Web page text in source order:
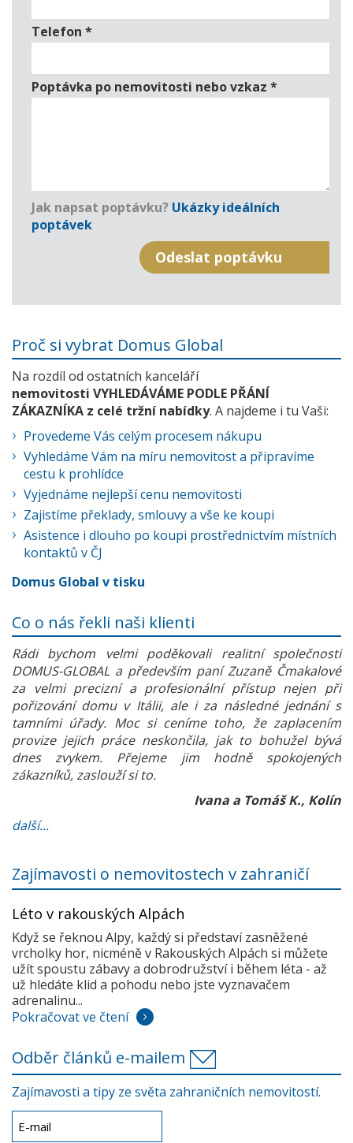
Telefon *
Poptávka po nemovitosti nebo vzkaz *
Jak napsat poptávku? Ukázky ideálních
poptávek
Proč si vybrat Domus Global
Na rozdíl od ostatních kanceláří
nemovitosti VYHLEDÁVÁME PODLE PŘÁNÍ
ZÁKAZNÍKA z celé tržní nabídky. A najdeme i tu Vaši:
Provedeme Vás celým procesem nákupu
Vyhledáme Vám na míru nemovitost a připravíme
cestu k prohlídce
Vyjednáme nejlepší cenu nemovitosti
Zajistíme překlady, smlouvy a vše ke koupi
Asistence i dlouho po koupi prostřednictvím místních
kontaktů v ČJ
Domus Global v tisku
Co o nás řekli naši klienti
Rádi bychom velmi poděkovali realitní společnosti
DOMUS-GLOBAL a především paní Zuzaně Čmakalové
za velmi precizní a profesionální přístup nejen při
pořizování domu v Itálii, ale i za následné jednání s
tamními úřady. Moc si ceníme toho, že zaplacením
provize jejich práce neskončila, jak to bohužel bývá
dnes zvykem. Přejeme jim hodně spokojených
zákazníků, zaslouží si to.
Ivana a Tomáš K., Kolín
další...
Zajímavosti o nemovitostech v zahraničí
Léto v rakouských Alpách
Když se řeknou Alpy, každý si představí zasněžené
vrcholky hor, nicméně v Rakouských Alpách si můžete
užít spoustu zábavy a dobrodružství i během léta - až
už hledáte klid a pohodu nebo jste vyznavačem
adrenalinu...
Pokračovat ve čtení
Odběr článků e-mailem
Zajímavosti a tipy ze světa zahraničních nemovitostí.